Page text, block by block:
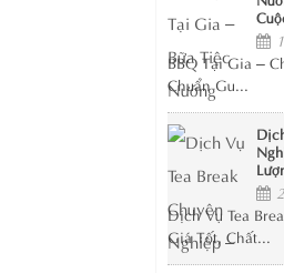
BBQ Tại Gia –
Chuẩn Gu...
Dịch Vụ Tea
Giá Tốt, Chất...